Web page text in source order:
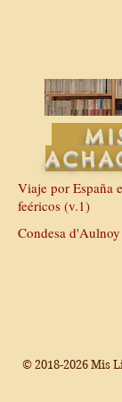
Viaje por España
feéricos (v.1)
Condesa d'Aulnoy
© 2018-2026 Mis